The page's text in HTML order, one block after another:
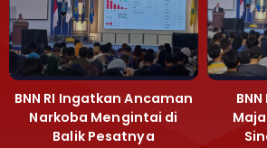
BNN RI Ingatkan Ancaman
Narkoba Mengintai di
Balik Pesatnya